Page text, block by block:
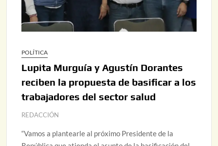
POLÍTICA
Lupita Murguía y Agustín Dorantes
reciben la propuesta de basificar a los
trabajadores del sector salud
REDACCIÓN
“Vamos a plantearle al próximo Presidente de la